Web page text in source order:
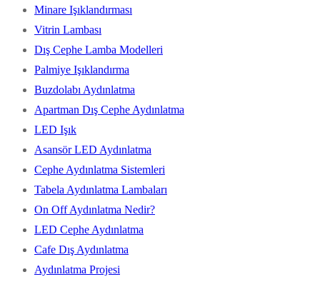
Minare Işıklandırması
Vitrin Lambası
Dış Cephe Lamba Modelleri
Palmiye Işıklandırma
Buzdolabı Aydınlatma
Apartman Dış Cephe Aydınlatma
LED Işık
Asansör LED Aydınlatma
Cephe Aydınlatma Sistemleri
Tabela Aydınlatma Lambaları
On Off Aydınlatma Nedir?
LED Cephe Aydınlatma
Cafe Dış Aydınlatma
Aydınlatma Projesi